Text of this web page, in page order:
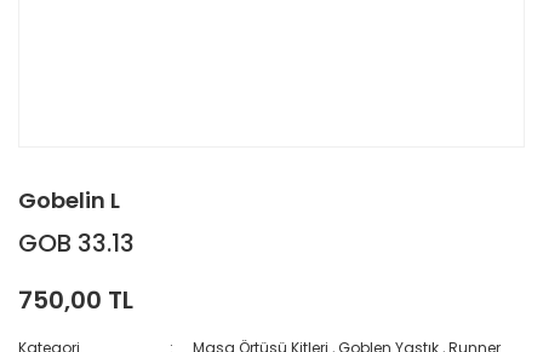
Gobelin L
GOB 33.13
750,00 TL
Kategori Masa Örtüsü Kitleri ,Goblen Yastık,Runner